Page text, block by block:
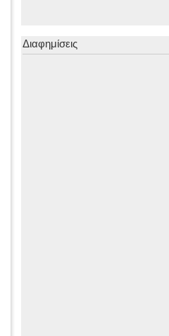
Διαφημίσεις